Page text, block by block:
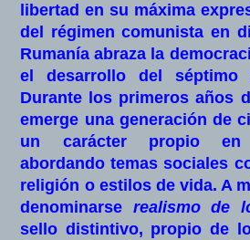
libertad en su máxima
del régimen comunista en
Rumanía abraza la
el desarrollo del
Durante los primeros años
emerge una generación de
un carácter propio en
abordando temas sociales
religión o estilos de vida. A
denominarse realismo de
sello distintivo, propio de